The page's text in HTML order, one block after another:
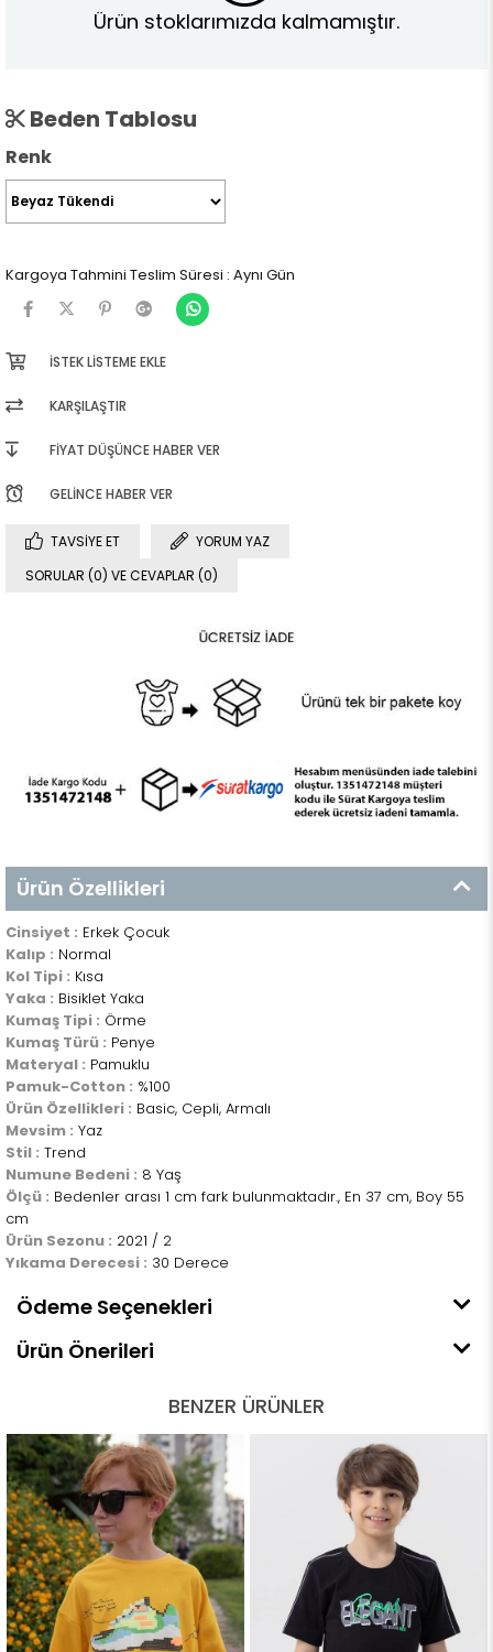
Ürün stoklarımızda kalmamıştır.
Beden Tablosu
Renk
Kargoya Tahmini Teslim Süresi : Aynı Gün
İSTEK LISTEME EKLE
KARŞILAŞTIR
FIYAT DÜŞÜNCE HABER VER
GELINCE HABER VER
TAVSIYE ET
YORUM YAZ
SORULAR (0) VE CEVAPLAR (0)
Ürün Özellikleri
Cinsiyet : Erkek Çocuk
Kalıp : Normal
Kol Tipi : Kısa
Yaka : Bisiklet Yaka
Kumaş Tipi : Örme
Kumaş Türü : Penye
Materyal : Pamuklu
Pamuk-Cotton : %100
Ürün Özellikleri : Basic, Cepli, Armalı
Mevsim : Yaz
Stil : Trend
Numune Bedeni : 8 Yaş
Ölçü : Bedenler arası 1 cm fark bulunmaktadır., En 37 cm, Boy 55
cm
Ürün Sezonu : 2021 / 2
Yıkama Derecesi : 30 Derece
Ödeme Seçenekleri
Ürün Önerileri
BENZER ÜRÜNLER